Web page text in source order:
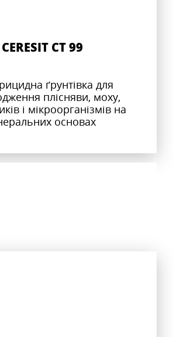
CERESIT CT 99
ґрунтівка для
плісняви, моху,
і мікроорганізмів на
основах